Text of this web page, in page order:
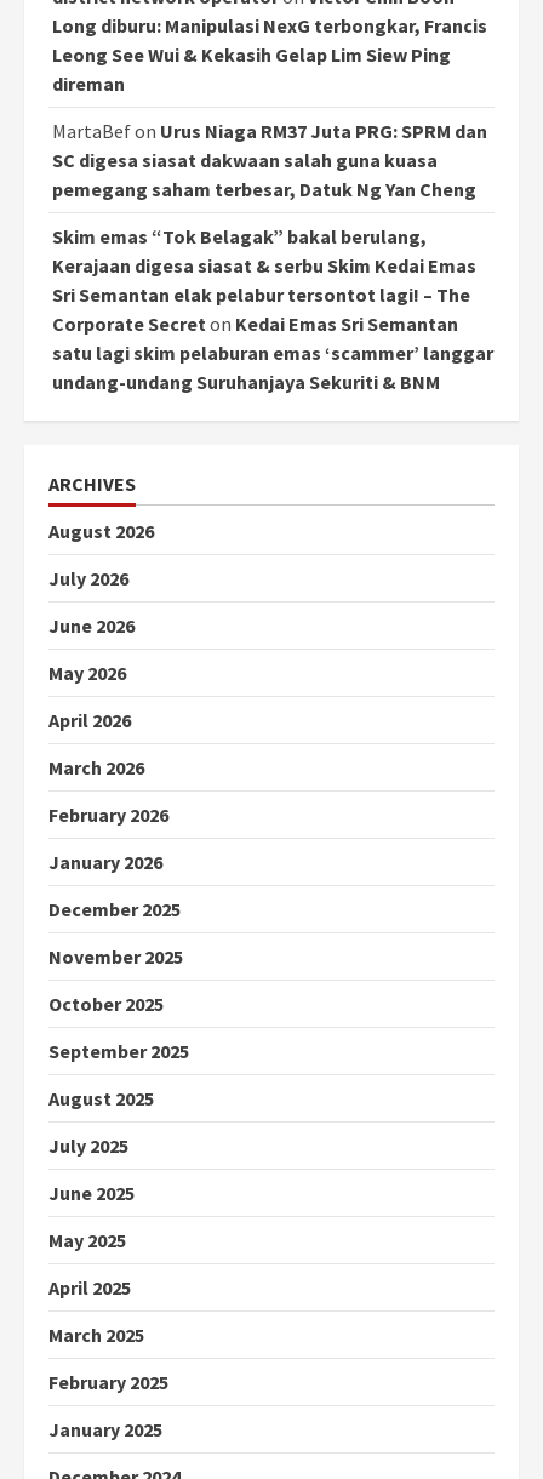
Long diburu: Manipulasi NexG terbongkar, Francis
Leong See Wui & Kekasih Gelap Lim Siew Ping
direman
MartaBefon Urus Niaga RM37 Juta PRG: SPRM dan
SC digesa siasat dakwaan salah guna kuasa
pemegang saham terbesar, Datuk Ng Yan Cheng
Skim emas “Tok Belagak” bakal berulang,
Kerajaan digesa siasat & serbu Skim Kedai Emas
Sri Semantan elak pelabur tersontot lagi! – The
Corporate Secreton Kedai Emas Sri Semantan
satu lagi skim pelaburan emas ‘scammer’ langgar
undang-undang Suruhanjaya Sekuriti & BNM
ARCHIVES
August 2026
July 2026
June 2026
May 2026
April 2026
March 2026
February 2026
January 2026
December 2025
November 2025
October 2025
September 2025
August 2025
July 2025
June 2025
May 2025
April 2025
March 2025
February 2025
January 2025